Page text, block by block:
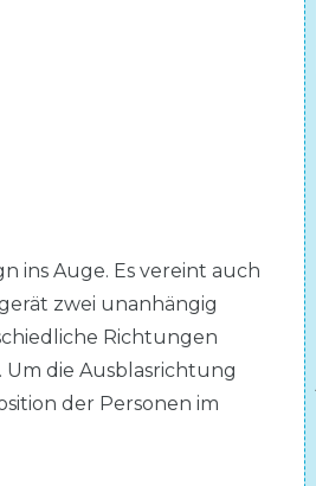
ins Auge. Es vereint auch
zwei unanhängig
Richtungen
die Ausblasrichtung
der Personen im